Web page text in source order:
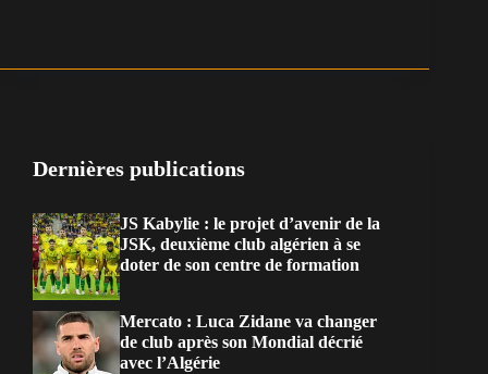
Dernières publications
JS Kabylie : le projet d’avenir de la
JSK, deuxième club algérien à se
doter de son centre de formation
Mercato : Luca Zidane va changer
de club après son Mondial décrié
avec l’Algérie